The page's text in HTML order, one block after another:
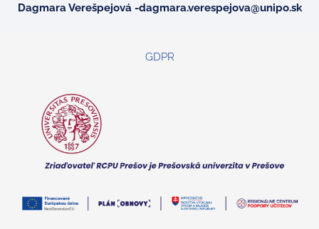
Dagmara Verešpejová -dagmara.verespejova@unipo.sk
GDPR